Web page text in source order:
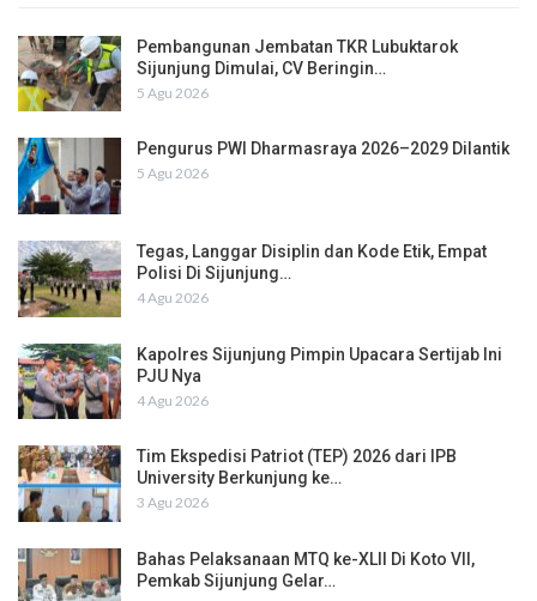
Pembangunan Jembatan TKR Lubuktarok
Sijunjung Dimulai, CV Beringin…
5 Agu 2026
Pengurus PWI Dharmasraya 2026–2029 Dilantik
5 Agu 2026
Tegas, Langgar Disiplin dan Kode Etik, Empat
Polisi Di Sijunjung…
4 Agu 2026
Kapolres Sijunjung Pimpin Upacara Sertijab Ini
PJU Nya
4 Agu 2026
Tim Ekspedisi Patriot (TEP) 2026 dari IPB
University Berkunjung ke…
3 Agu 2026
Bahas Pelaksanaan MTQ ke-XLII Di Koto VII,
Pemkab Sijunjung Gelar…